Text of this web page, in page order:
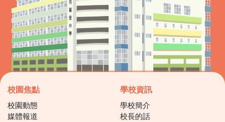
校園焦點
校園動態
媒體報道
學校資訊
學校簡介
校長的話